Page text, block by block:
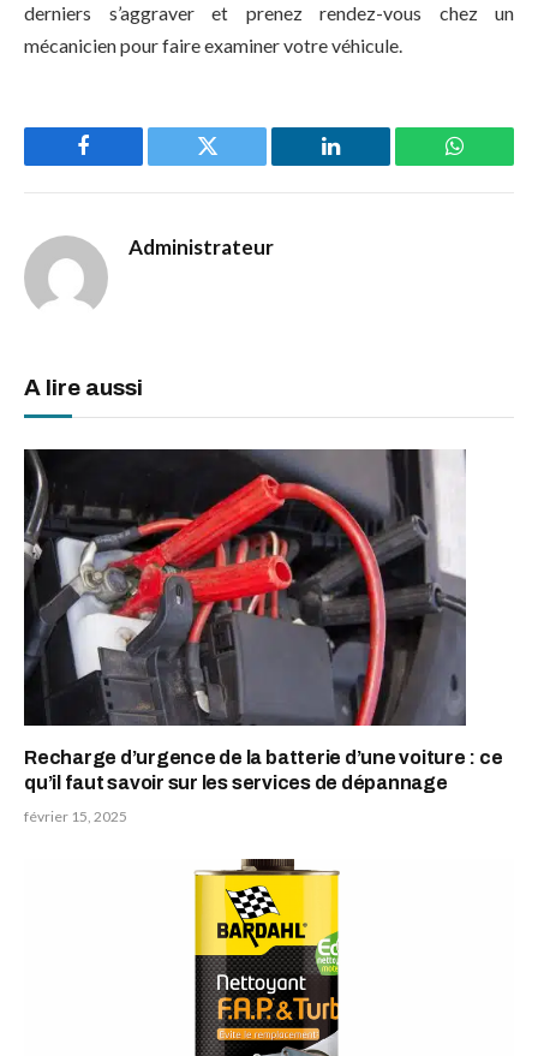
derniers s’aggraver et prenez rendez-vous chez un
mécanicien pour faire examiner votre véhicule.
Facebook Twitter LinkedIn
Administrateur
A lire aussi
Recharge d’urgence de la batterie d’une voiture : ce
qu’il faut savoir sur les services de dépannage
février 15, 2025